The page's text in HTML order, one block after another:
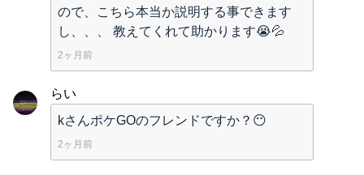
ので、こちら本当か説明する事できます
し、、、 教えてくれて助かります😭💦
2ヶ月前
らい
kさんポケGOのフレンドですか？😶
2ヶ月前